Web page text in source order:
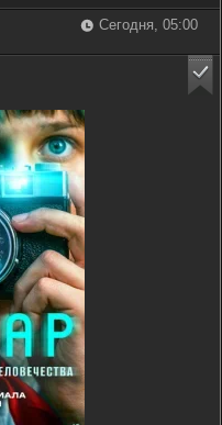
Сегодня, 05:00